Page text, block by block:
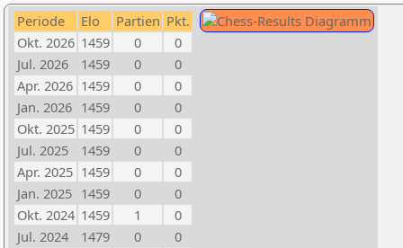
Periode Elo Partien Pkt.
Okt. 2026 1459 0
0
Jul. 2026
1459 0
0
Apr. 2026 1459 0
0
Jan. 2026 1459 0
0
Okt. 2025 1459 0
0
Jul. 2025
1459 0
0
Apr. 2025 1459 0
0
Jan. 2025 1459 0
0
Okt. 2024 1459 1
0
Jul. 2024
1479 0
0